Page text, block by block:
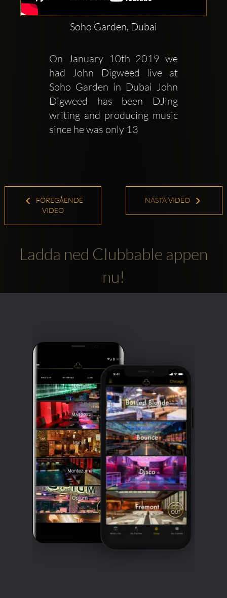
Soho Garden, Dubai
On January 10th 2019 we
had John Digweed live at
Soho Garden in Dubai John
Digweed has been DJing
writing and producing music
since he was only 13
FÖREGÅENDE
VIDEO
NÄSTA VIDEO
Ladda ned Clubbable appen
nu!